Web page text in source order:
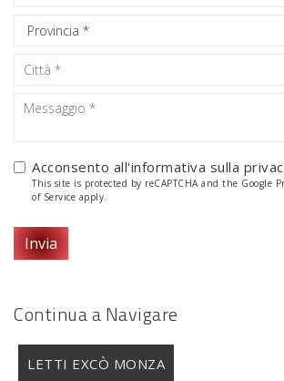
Acconsento all'informativa sulla
This site is protected by reCAPTCHA and the Google
of Service apply.
Invia
Continua a Navigare
LETTI EXCÒ MONZA